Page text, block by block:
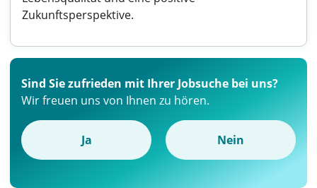
Zukunftsperspektive.
Sind Sie zufrieden mit Ihrer Jobsuche bei uns?
Wir freuen uns von Ihnen zu hören.
Ja Nein